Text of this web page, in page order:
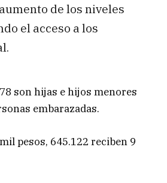
de los niveles
el acceso a los
son hijas e hijos menores
embarazadas.
pesos, 645.122 reciben 9